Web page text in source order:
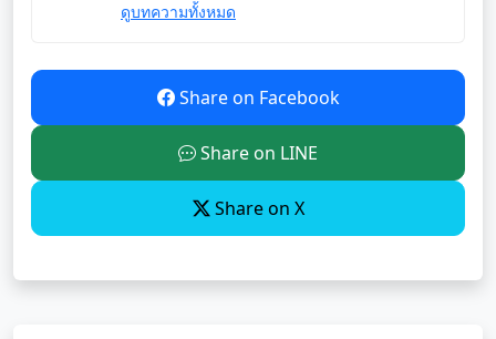
ดูบทความทั้งหมด
Share on Facebook
Share on LINE
Share on X